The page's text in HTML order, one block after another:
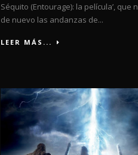
Séquito (Entourage): la película’, que
de nuevo las andanzas de...
LEER MÁS...